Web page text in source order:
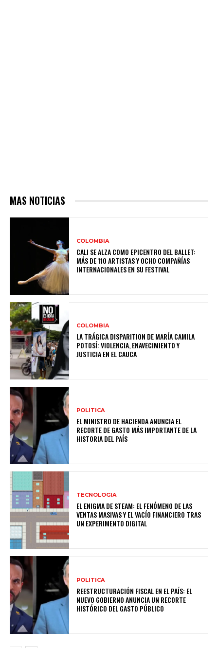
MAS NOTICIAS
COLOMBIA
CALI SE ALZA COMO EPICENTRO DEL BALLET:
MÁS DE 110 ARTISTAS Y OCHO COMPAÑÍAS
INTERNACIONALES EN SU FESTIVAL
COLOMBIA
LA TRÁGICA DISPARITION DE MARÍA CAMILA
POTOSÍ: VIOLENCIA, ENAVECIMIENTO Y
JUSTICIA EN EL CAUCA
POLITICA
EL MINISTRO DE HACIENDA ANUNCIA EL
RECORTE DE GASTO MÁS IMPORTANTE DE LA
HISTORIA DEL PAÍS
TECNOLOGIA
EL ENIGMA DE STEAM: EL FENÓMENO DE LAS
VENTAS MASIVAS Y EL VACÍO FINANCIERO TRAS
UN EXPERIMENTO DIGITAL
POLITICA
REESTRUCTURACIÓN FISCAL EN EL PAÍS: EL
NUEVO GOBIERNO ANUNCIA UN RECORTE
HISTÓRICO DEL GASTO PÚBLICO